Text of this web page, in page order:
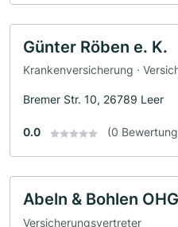
Günter Röben e. K.
Krankenversicherung ·
Bremer Str. 10, 26789 Leer
0.0 (0
Abeln & Bohlen OHG
Versicherungsvertreter